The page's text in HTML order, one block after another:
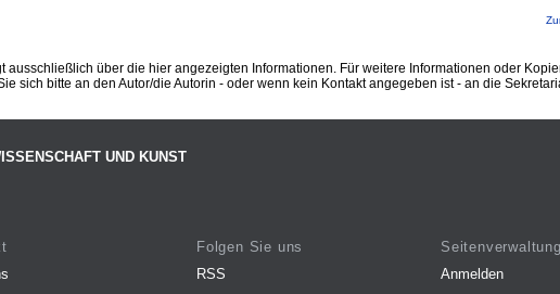
ausschließlich über die hier angezeigten Informationen. Für weitere Informationen oder
sich bitte an den Autor/die Autorin - oder wenn kein Kontakt angegeben ist - an die
UND KUNST
Folgen Sie uns
RSS
Seitenverwaltung
Anmelden